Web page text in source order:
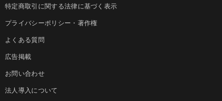
特定商取引に関する法律に基づく表示
プライバシーポリシー・著作権
よくある質問
広告掲載
お問い合わせ
法人導入について